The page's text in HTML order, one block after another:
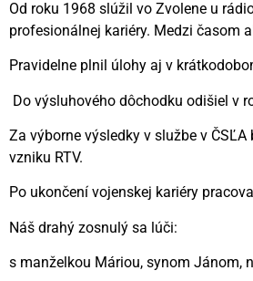
Od roku 1968 slúžil vo Zvolene u
profesionálnej kariéry. Medzi časom
Pravidelne plnil úlohy aj v
Do výsluhového dôchodku odišiel v
Za výborne výsledky v službe v
vzniku RTV.
Po ukončení vojenskej kariéry
Náš drahý zosnulý sa lúči:
s manželkou Máriou, synom Jánom,